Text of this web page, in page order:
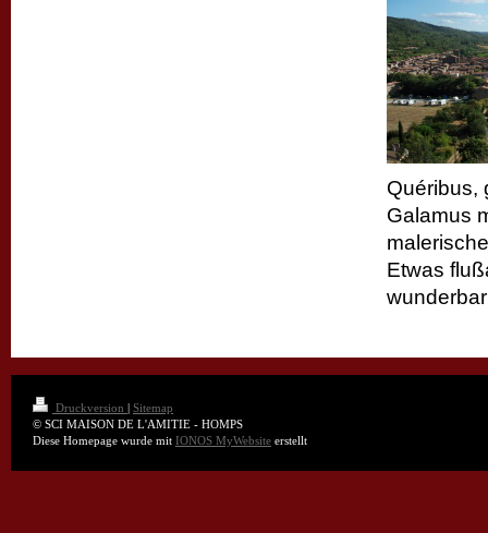
Quéribus,
Galamus
Etwas
Druckversion | Sitemap
© SCI MAISON DE L'AMITIE - HOMPS
Diese Homepage wurde mit IONOS MyWebsite erstellt